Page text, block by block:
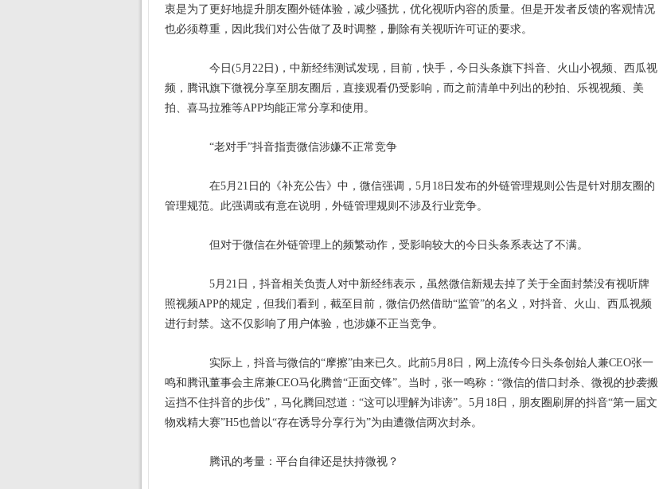
衷是为了更好地提升朋友圈外链体验，减少骚扰，优化视听内容的质量。但是开发者反馈的客观情况
也必须尊重，因此我们对公告做了及时调整，删除有关视听许可证的要求。
今日(5月22日)，中新经纬测试发现，目前，快手，今日头条旗下抖音、火山小视频、西瓜视
频，腾讯旗下微视分享至朋友圈后，直接观看仍受影响，而之前清单中列出的秒拍、乐视视频、美
拍、喜马拉雅等APP均能正常分享和使用。
“老对手”抖音指责微信涉嫌不正常竞争
在5月21日的《补充公告》中，微信强调，5月18日发布的外链管理规则公告是针对朋友圈的
管理规范。此强调或有意在说明，外链管理规则不涉及行业竞争。
但对于微信在外链管理上的频繁动作，受影响较大的今日头条系表达了不满。
5月21日，抖音相关负责人对中新经纬表示，虽然微信新规去掉了关于全面封禁没有视听牌
照视频APP的规定，但我们看到，截至目前，微信仍然借助“监管”的名义，对抖音、火山、西瓜视频
进行封禁。这不仅影响了用户体验，也涉嫌不正当竞争。
实际上，抖音与微信的“摩擦”由来已久。此前5月8日，网上流传今日头条创始人兼CEO张一
鸣和腾讯董事会主席兼CEO马化腾曾“正面交锋”。当时，张一鸣称：“微信的借口封杀、微视的抄袭搬
运挡不住抖音的步伐”，马化腾回怼道：“这可以理解为诽谤”。5月18日，朋友圈刷屏的抖音“第一届文
物戏精大赛”H5也曾以“存在诱导分享行为”为由遭微信两次封杀。
腾讯的考量：平台自律还是扶持微视？